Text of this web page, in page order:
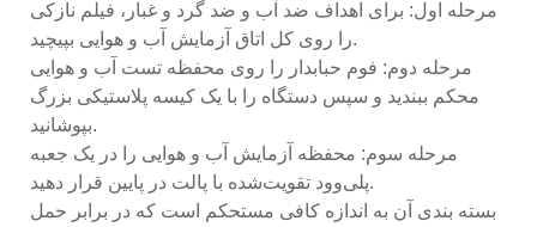
مرحله اول: برای اهداف ضد آب و ضد گرد و غبار، فیلم نازکی
را روی کل اتاق آزمایش آب و هوایی بپیچید.
مرحله دوم: فوم حبابدار را روی محفظه تست آب و هوایی
محکم ببندید و سپس دستگاه را با یک کیسه پلاستیکی بزرگ
بپوشانید.
مرحله سوم: محفظه آزمایش آب و هوایی را در یک جعبه
پلی‌وود تقویت‌شده با پالت در پایین قرار دهید.
بسته بندی آن به اندازه کافی مستحکم است که در برابر حمل